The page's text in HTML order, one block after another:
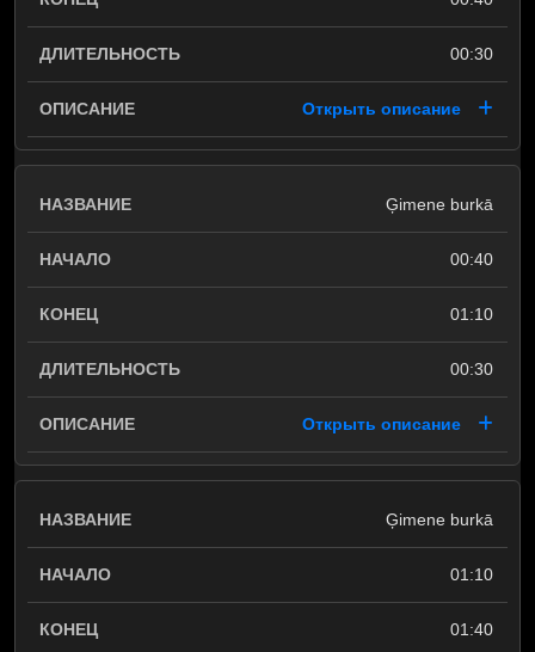
00:30
Открыть описание
Ģimene burkā
00:40
01:10
00:30
Открыть описание
Ģimene burkā
01:10
01:40